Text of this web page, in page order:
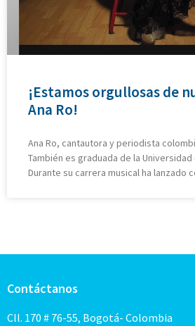
¡Estamos orgullosas de
Ana Ro!
Ana Ro, cantautora y periodista
También es graduada de la Universidad
Durante su carrera musical ha lanzado
Contáctanos
Cll. 170 # 76-55, Bogotá- Colombia